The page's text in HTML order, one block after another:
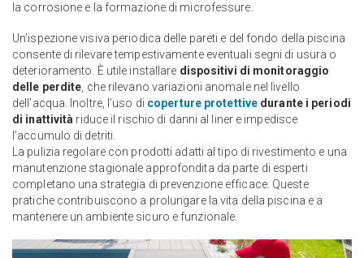
la corrosione e la formazione di microfessure.
Un’ispezione visiva periodica delle pareti e del fondo della piscina
consente di rilevare tempestivamente eventuali segni di usura o
deterioramento. È utile installare dispositivi di monitoraggio
delle perdite , che rilevano variazioni anomale nel livello
dell’acqua. Inoltre, l’uso di coperture protettive durante i periodi
di inattività riduce il rischio di danni al liner e impedisce
l’accumulo di detriti.
La pulizia regolare con prodotti adatti al tipo di rivestimento e una
manutenzione stagionale approfondita da parte di esperti
completano una strategia di prevenzione efficace. Queste
pratiche contribuiscono a prolungare la vita della piscina e a
mantenere un ambiente sicuro e funzionale.